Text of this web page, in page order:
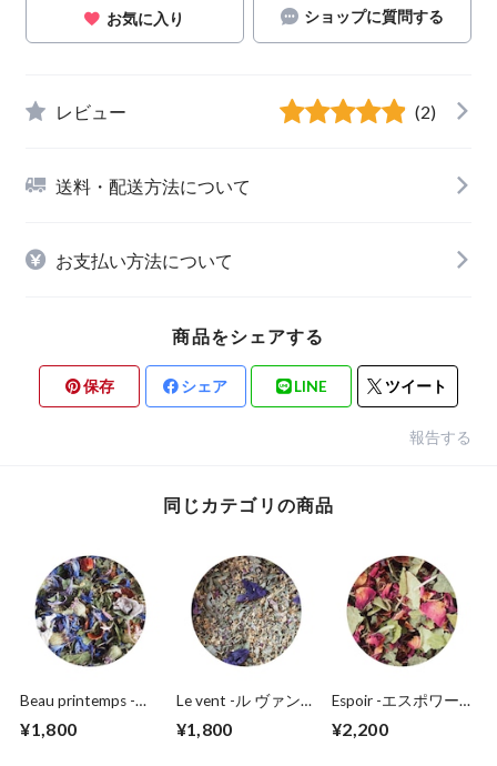
お気に入り ショップに質問する
レビュー (2)
送料・配送方法について
お支払い方法について
商品をシェアする
保存 シェア LINE ツイート
報告する
同じカテゴリの商品
Beau printemps -ボ
むずスーッとリセッ
¥1,800
Le vent -ル ヴァン-
¥1,800
Espoir -エスポワー
レンド
¥2,200